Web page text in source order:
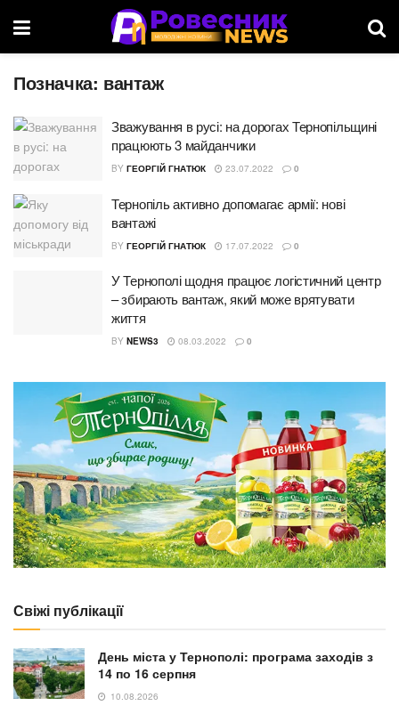
Позначка: вантаж
Зважування в русі: на дорогах Тернопільщині
працюють 3 майданчики
BY ГЕОРГІЙ ГНАТЮК 23.07.2022 0
Тернопіль активно допомагає армії: нові
вантажі
BY ГЕОРГІЙ ГНАТЮК 17.07.2022 0
У Тернополі щодня працює логістичний центр
– збирають вантаж, який може врятувати
життя
BY NEWS3 08.03.2022 0
Свіжі публікації
День міста у Тернополі: програма заходів з
14 по 16 серпня
10.08.2026